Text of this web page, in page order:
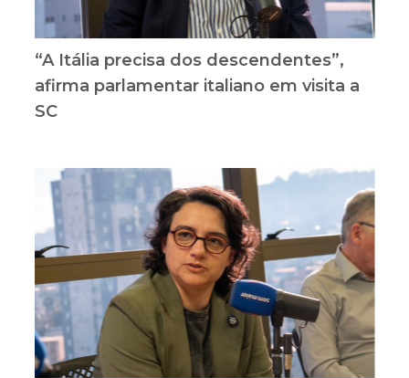
“A Itália precisa dos descendentes”,
afirma parlamentar italiano em visita a
SC